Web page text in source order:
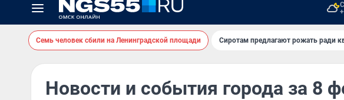
Семь человек сбили на Ленинградской площади Сиротам предлагают рожать ради
Новости и события города за 8